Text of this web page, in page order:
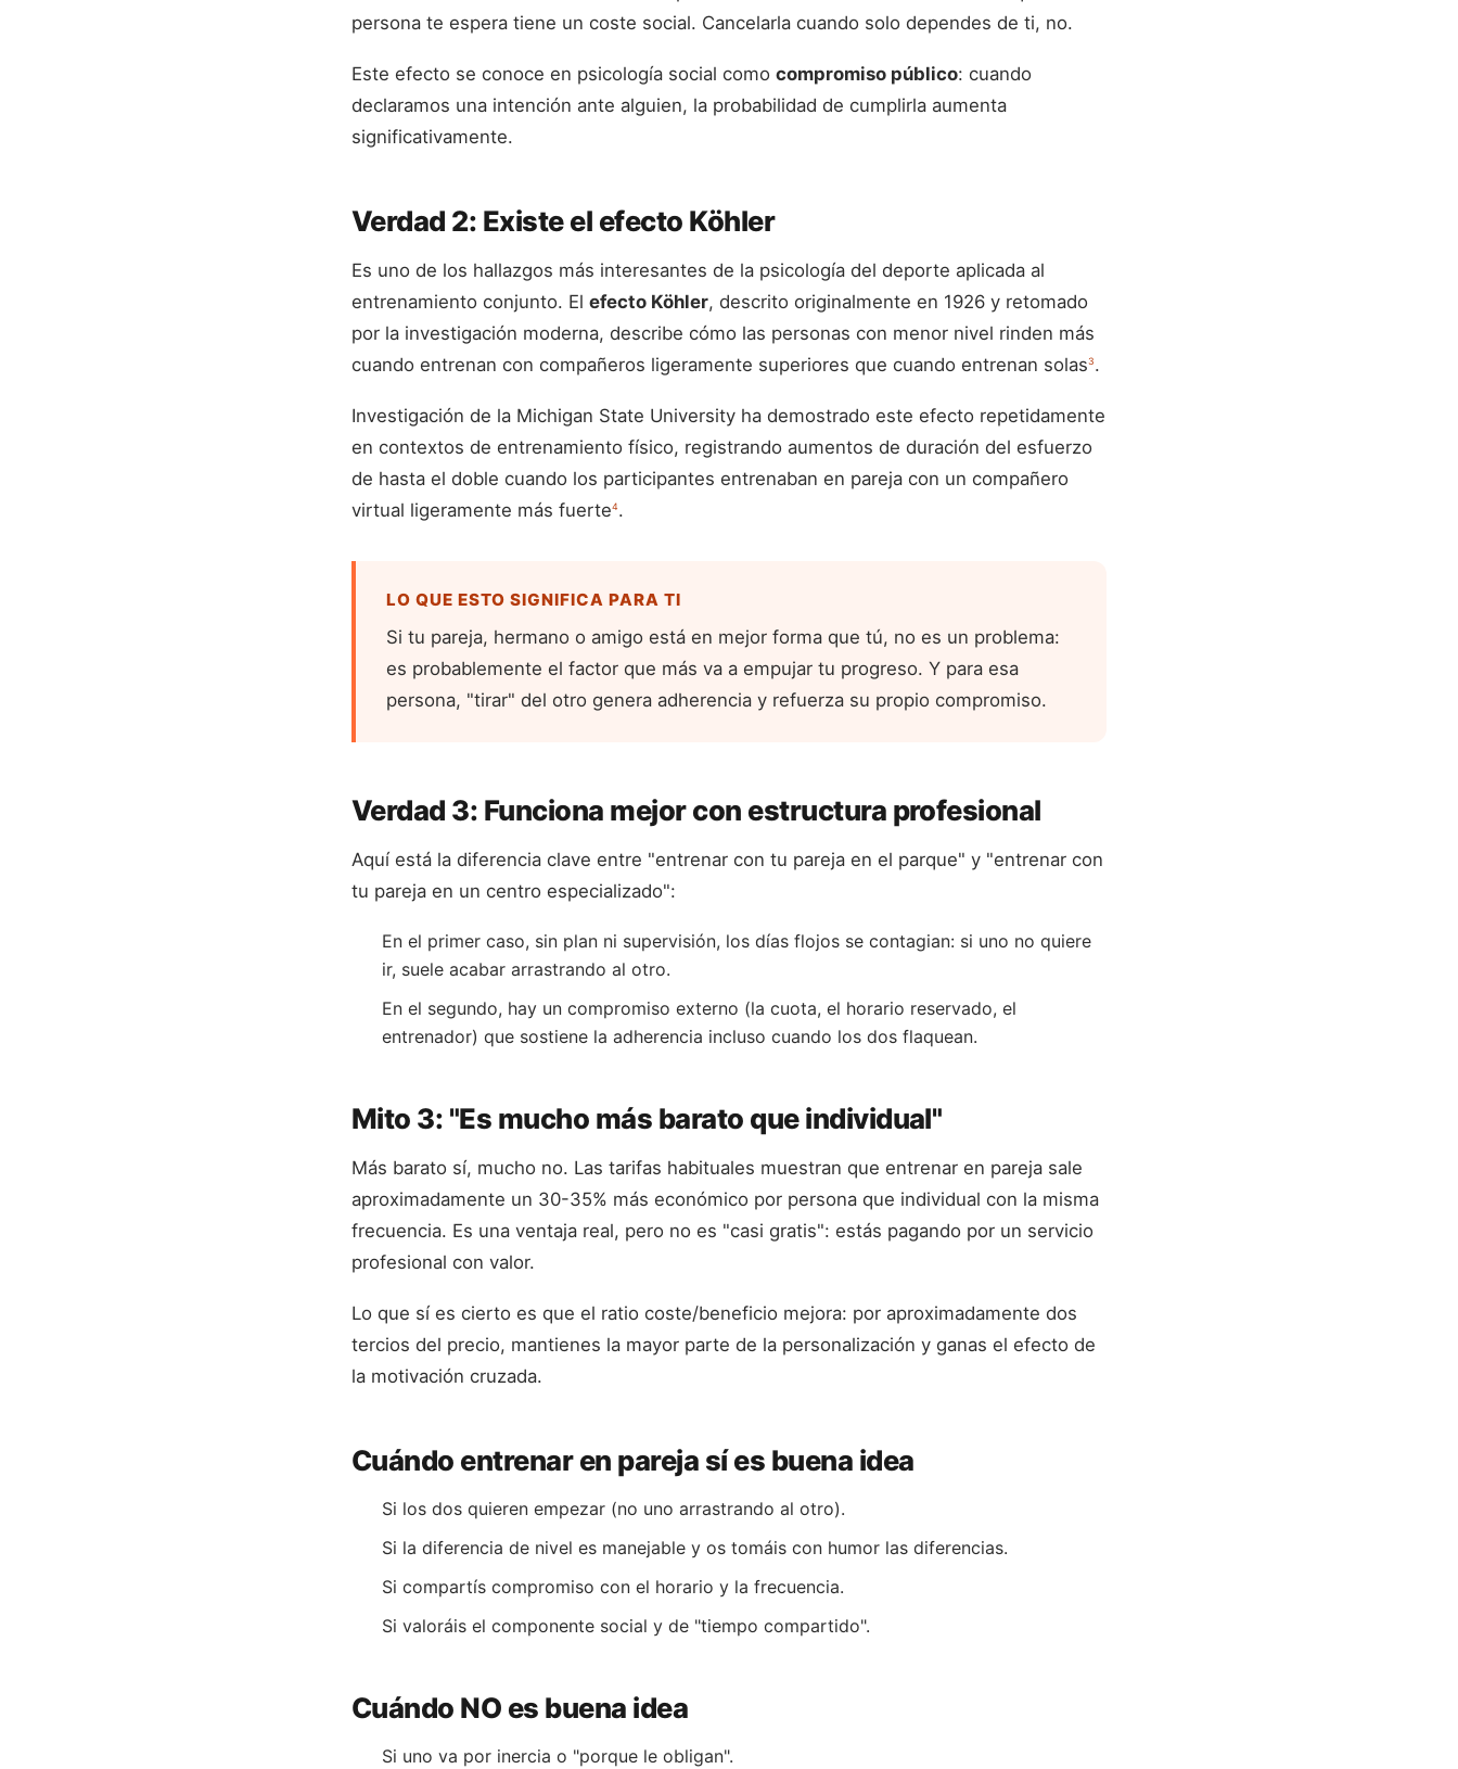
persona te espera tiene un coste social. Cancelarla cuando solo dependes de ti, no.
Este efecto se conoce en psicología social como compromiso público: cuando
declaramos una intención ante alguien, la probabilidad de cumplirla aumenta
significativamente.
Verdad 2: Existe el efecto Köhler
Es uno de los hallazgos más interesantes de la psicología del deporte aplicada al
entrenamiento conjunto. El efecto Köhler, descrito originalmente en 1926 y retomado
por la investigación moderna, describe cómo las personas con menor nivel rinden más
cuando entrenan con compañeros ligeramente superiores que cuando entrenan solas3.
Investigación de la Michigan State University ha demostrado este efecto repetidamente
en contextos de entrenamiento físico, registrando aumentos de duración del esfuerzo
de hasta el doble cuando los participantes entrenaban en pareja con un compañero
virtual ligeramente más fuerte4.
LO QUE ESTO SIGNIFICA PARA TI
Si tu pareja, hermano o amigo está en mejor forma que tú, no es un problema:
es probablemente el factor que más va a empujar tu progreso. Y para esa
persona, "tirar" del otro genera adherencia y refuerza su propio compromiso.
Verdad 3: Funciona mejor con estructura profesional
Aquí está la diferencia clave entre "entrenar con tu pareja en el parque" y "entrenar con
tu pareja en un centro especializado":
En el primer caso, sin plan ni supervisión, los días flojos se contagian: si uno no quiere
ir, suele acabar arrastrando al otro.
En el segundo, hay un compromiso externo (la cuota, el horario reservado, el
entrenador) que sostiene la adherencia incluso cuando los dos flaquean.
Mito 3: "Es mucho más barato que individual"
Más barato sí, mucho no. Las tarifas habituales muestran que entrenar en pareja sale
aproximadamente un 30-35% más económico por persona que individual con la misma
frecuencia. Es una ventaja real, pero no es "casi gratis": estás pagando por un servicio
profesional con valor.
Lo que sí es cierto es que el ratio coste/beneficio mejora: por aproximadamente dos
tercios del precio, mantienes la mayor parte de la personalización y ganas el efecto de
la motivación cruzada.
Cuándo entrenar en pareja sí es buena idea
Si los dos quieren empezar (no uno arrastrando al otro).
Si la diferencia de nivel es manejable y os tomáis con humor las diferencias.
Si compartís compromiso con el horario y la frecuencia.
Si valoráis el componente social y de "tiempo compartido".
Cuándo NO es buena idea
Si uno va por inercia o "porque le obligan".